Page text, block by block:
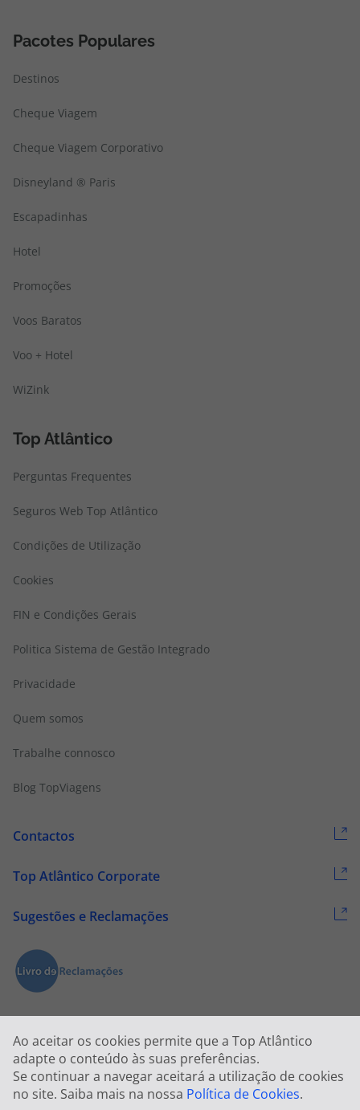
Ao aceitar os cookies permite que a Top Atlântico
adapte o conteúdo às suas preferências.
Se continuar a navegar aceitará a utilização de cookies
no site. Saiba mais na nossa Política de Cookies.
Pacotes Populares
Destinos
Cheque Viagem
Cheque Viagem Corporativo
Disneyland ® Paris
Escapadinhas
Hotel
Promoções
Voos Baratos
Voo + Hotel
WiZink
Top Atlântico
Perguntas Frequentes
Seguros Web Top Atlântico
Condições de Utilização
Cookies
FIN e Condições Gerais
Politica Sistema de Gestão Integrado
Privacidade
Quem somos
Trabalhe connosco
Blog TopViagens
Contactos
Top Atlântico Corporate
Sugestões e Reclamações
2026 © Todos os direitos reservados:Top Atlântico, Viagens e Turismo